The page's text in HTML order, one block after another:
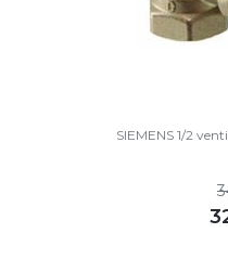
SIEMENS 1/2